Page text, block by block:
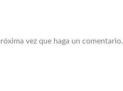
vez que haga un comentario.